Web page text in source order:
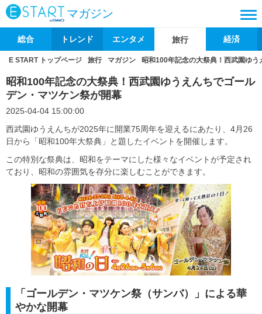
マガジン
総合 トレンド エンタメ 旅行 経済
E START トップページ 旅行 マガジン 昭和100年記念の大祭典！西武園ゆ
昭和100年記念の大祭典！西武園ゆうえんちでゴール
デン・マツケン祭が開幕
2025-04-04 15:00:00
西武園ゆうえんちが2025年に開業75周年を迎えるにあたり、4月26
日から「昭和100年大祭典」と題したイベントを開催します。
この特別な祭典は、昭和をテーマにした様々なイベントが予定され
ており、昭和の雰囲気を存分に楽しむことができます。
「ゴールデン・マツケン祭（サンバ）」による華
やかな開幕